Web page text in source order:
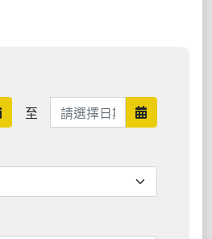
日期範圍開始
至 日期範圍結束 日期範圍